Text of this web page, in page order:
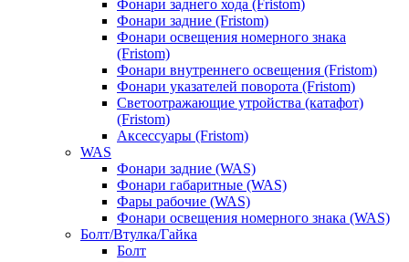
Фонари заднего хода (Fristom)
Фонари задние (Fristom)
Фонари освещения номерного знака
(Fristom)
Фонари внутреннего освещения (Fristom)
Фонари указателей поворота (Fristom)
Светоотражающие утройства (катафот)
(Fristom)
Аксессуары (Fristom)
WAS
Фонари задние (WAS)
Фонари габаритные (WAS)
Фары рабочие (WAS)
Фонари освещения номерного знака (WAS)
Болт/Втулка/Гайка
Болт